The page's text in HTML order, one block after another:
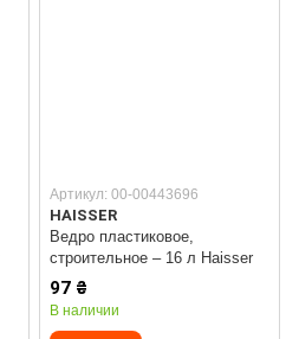
Артикул: 00-00443696
HAISSER
Ведро пластиковое,
строительное – 16 л Haisser
97 ₴
В наличии